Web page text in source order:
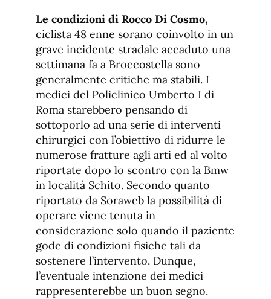
de
fuente
de
fuente.
Le condizioni di Rocco Di Cosmo,
ciclista 48 enne sorano coinvolto in un
grave incidente stradale accaduto una
settimana fa a Broccostella sono
generalmente critiche ma stabili. I
medici del Policlinico Umberto I di
Roma starebbero pensando di
sottoporlo ad una serie di interventi
chirurgici con l’obiettivo di ridurre le
numerose fratture agli arti ed al volto
riportate dopo lo scontro con la Bmw
in località Schito. Secondo quanto
riportato da Soraweb la possibilità di
operare viene tenuta in
considerazione solo quando il paziente
gode di condizioni fisiche tali da
sostenere l’intervento. Dunque,
l’eventuale intenzione dei medici
rappresenterebbe un buon segno.